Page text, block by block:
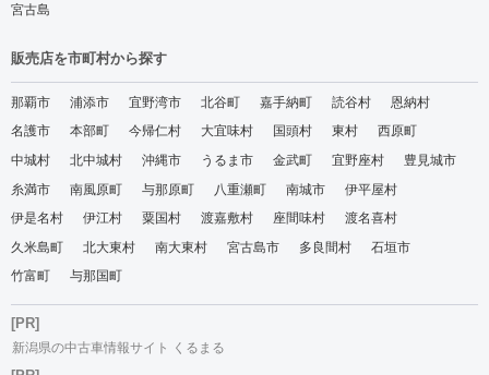
宮古島
販売店を市町村から探す
那覇市 浦添市 宜野湾市 北谷町 嘉手納町 読谷村
恩納村
名護市
本部町 今帰仁村 大宜味村 国頭村 東村
西原町
中城村
北中城村 沖縄市 うるま市 金武町 宜野座村
豊見城市
糸満市
南風原町 与那原町 八重瀬町 南城市
伊平屋村
伊是名村
伊江村 粟国村 渡嘉敷村 座間味村
渡名喜村
久米島町
北大東村 南大東村 宮古島市 多良間村
石垣市
竹富町
与那国町
[PR]
新潟県の中古車情報サイト くるまる